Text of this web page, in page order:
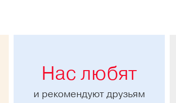
Нас любят
и рекомендуют друзьям